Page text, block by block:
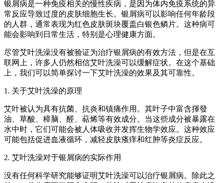
银屑病是一种免疫相关的慢性疾病，是因为体内免疫系统的异
常反应导致过度的皮肤细胞生长。银屑病可以影响任何年龄段
的人群，通常表现为红色皮肤斑块覆盖白银色鳞片。这种病可
能会影响到日常生活，特别是心理健康方面。
尽管艾叶洗澡没有被验证为治疗银屑病的有效方法，但是在互
联网上，许多人仍然相信艾叶洗澡可以缓解症状。在这个基础
上，我们可以简单探讨一下艾叶洗澡的效果及其可靠性。
1. 关于艾叶洗澡的原理
艾叶被认为具有抗菌、抗炎和镇痛作用。其叶子中富含揮發
油、草酸、樟脑、醛、萜烯等有效成分。当这些成分被暴露在
水中时，它们可能会被人体吸收并发挥生物学效应。这种效应
可能包括促进血液循环，减轻皮肤瘙痒和红肿等炎症反应。
2. 艾叶洗澡对于银屑病的实际作用
没有任何科学研究能够证明艾叶洗澡可以治疗银屑病。除此之